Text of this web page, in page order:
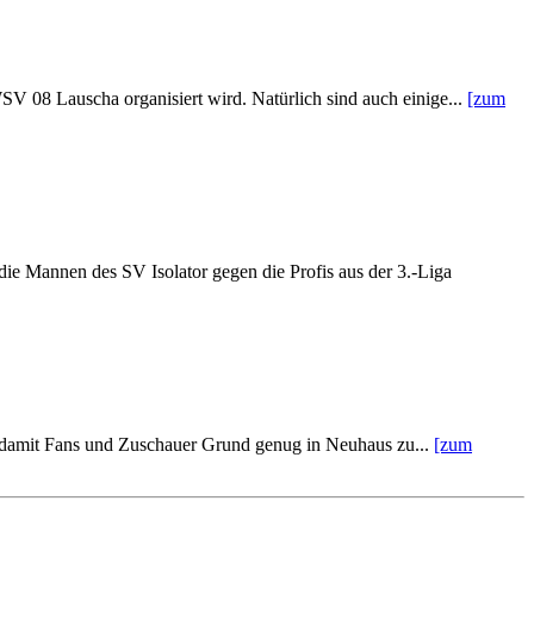
08 Lauscha organisiert wird. Natürlich sind auch einige... [zum
Mannen des SV Isolator gegen die Profis aus der 3.-Liga
Fans und Zuschauer Grund genug in Neuhaus zu... [zum